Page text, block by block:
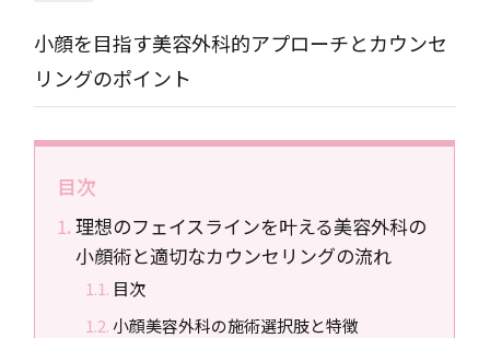
小顔を目指す美容外科的アプローチとカウンセ
リングのポイント
目次
理想のフェイスラインを叶える美容外科の
小顔術と適切なカウンセリングの流れ
目次
小顔美容外科の施術選択肢と特徴